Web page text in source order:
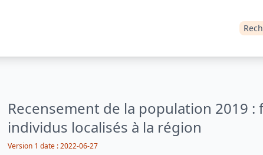
Recensement de la population 2019 :
individus localisés à la région
Version 1 date :2022-06-27